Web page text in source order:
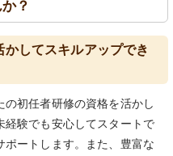
？
してスキルアップでき
初任者研修の資格を活かし
経験でも安心してスタートで
ポートします。また、豊富な